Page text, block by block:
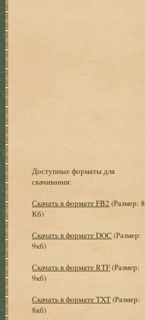
Доступные форматы для
скачивания:
Скачать в формате FB2 (Размер: 8
Кб)
Скачать в формате DOC (Размер:
9кб)
Скачать в формате RTF(Размер:
9кб)
Скачать в формате TXT(Размер:
8кб)